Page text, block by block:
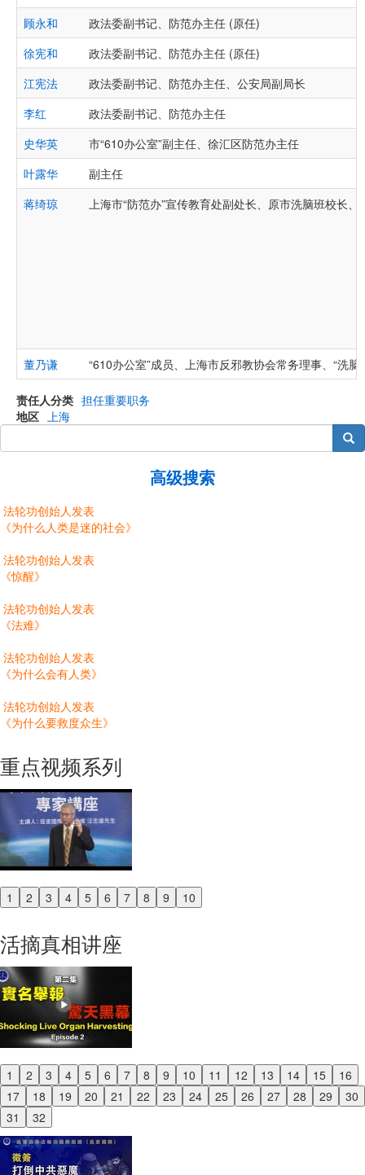
顾永和
政法委副书记、防范办主任 (原任)
徐宪和
政法委副书记、防范办主任 (原任)
江宪法
政法委副书记、防范办主任、公安局副局长
李红
政法委副书记、防范办主任
史华英
市“610办公室”副主任、徐汇区防范办主任
叶露华
副主任
蒋绮琼
上海市“防范办”宣传教育处副处长、原市洗脑班校长
董乃谦 “610办公室”成员、上海市反邪教协会常务理事、“洗脑
责任人分类 担任重要职务
地区 上海
搜索
高级搜索
法轮功创始人发表
《为什么人类是迷的社会》
法轮功创始人发表
《惊醒》
法轮功创始人发表
《法难》
法轮功创始人发表
《为什么会有人类》
法轮功创始人发表
《为什么要救度众生》
重点视频系列
1 2 3 4 5 6 7 8 9 10
Previous
活摘真相讲座
1 2 3 4 5 6 7 8 9 10 11 12 13 14 15
16
17
18 19 20 21 22 23 24 25 26 27 28 29
30
31
32
Previous
Next